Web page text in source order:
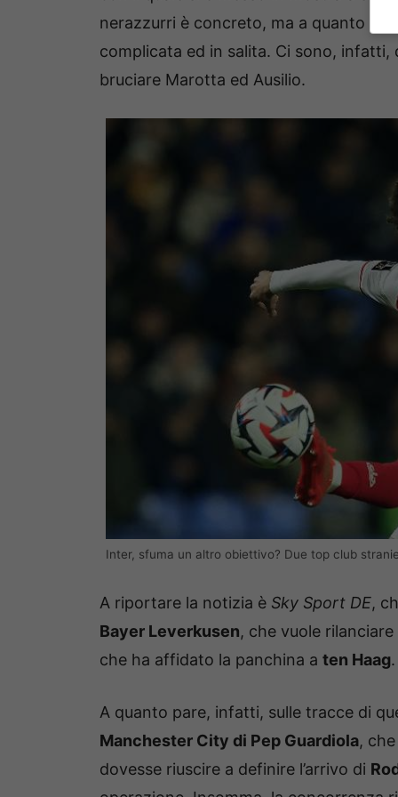
nerazzurri è concreto, ma a quanto
complicata ed in salita. Ci sono,
bruciare Marotta ed Ausilio.
Inter, sfuma un altro obiettivo? Due top club
A riportare la notizia è Sky Sport DE,
Bayer Leverkusen, che vuole
che ha affidato la panchina a ten Haag
A quanto pare, infatti, sulle tracce di
Manchester City di Pep Guardiola,
dovesse riuscire a definire l’arrivo di